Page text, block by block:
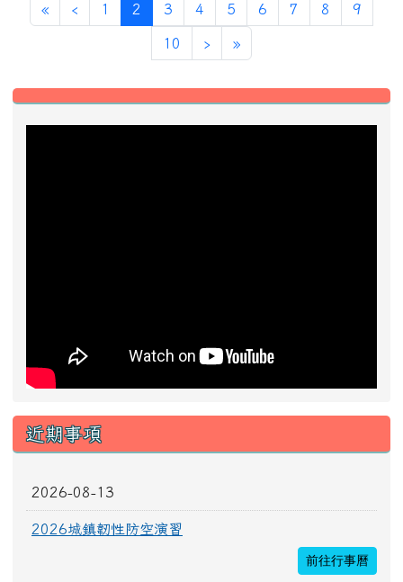
«第一頁
‹ 上一頁
1 2 (目前頁次)
3 4 5 6 7 8 9
10 ›下一頁
»最後頁
左邊區域內容
近期事項
2026-08-13
2026城鎮韌性防空演習
前往行事曆